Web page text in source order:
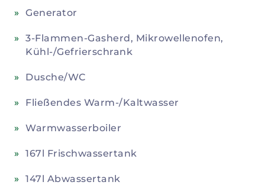
Generator
3-Flammen-Gasherd, Mikrowellenofen,
Kühl-/Gefrierschrank
Dusche/WC
Fließendes Warm-/Kaltwasser
Warmwasserboiler
167l Frischwassertank
147l Abwassertank